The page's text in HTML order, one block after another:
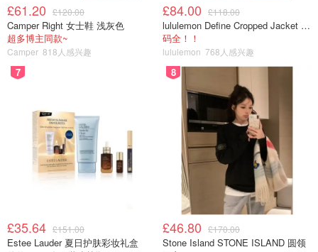
在成功打入市场后，Lululemon 再接再厉，于同年 7 月推出
Chargefeel 混合跑步和训练鞋以及 Restfeel 拖鞋，并于 9
月推出专为健身训练设计的 Strongfeel 鞋。
“感觉最好的部分原因不仅在于舒适，还在于外表，”Choe
说。“我们在创造大量关于如何从头到脚搭配一套服装的需
求方面有着良好的记录。我们借鉴了很多色彩理论和从顾客
那里了解到的东西，并将其融入到鞋类中。”
2024年初时，Lululemon正式发布了其首款男鞋系列，即其
首款休闲运动鞋 Cityverse。仍然注重感官体验，是艺术和
£61.20 £120.00
Camper Right 女士鞋 浅灰色
超多博主同款~
Camper 818人感兴趣
£84.00 £118.00
lululemon Define Cropped Jacket Nulu 短款夹克
码全！！
lululemon 768人感兴趣
7
£35.64 £151.00
Estee Lauder 夏日护肤彩妆礼盒
8
£46.80 £170.00
Stone Island STONE ISLAND 圆领